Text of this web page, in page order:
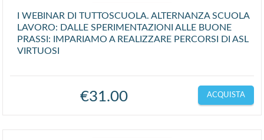
I WEBINAR DI TUTTOSCUOLA. ALTERNANZA SCUOLA
LAVORO: DALLE SPERIMENTAZIONI ALLE BUONE
PRASSI: IMPARIAMO A REALIZZARE PERCORSI DI ASL
VIRTUOSI
€31.00 ACQUISTA